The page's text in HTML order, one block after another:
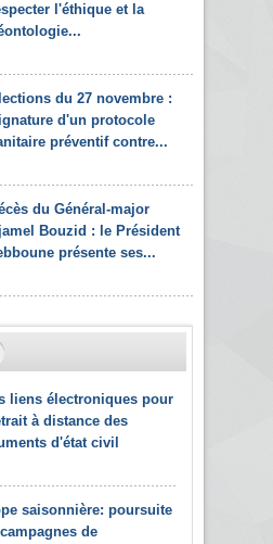
l'éthique et la
du 27 novembre :
d'un protocole
préventif contre...
du Général-major
Bouzid : le Président
présente ses...
liens électroniques pour
à distance des
d'état civil
saisonnière: poursuite
de